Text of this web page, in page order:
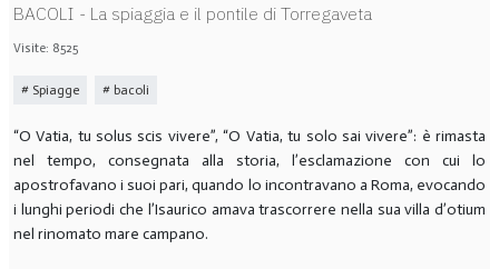
BACOLI - La spiaggia e il pontile di Torregaveta
Visite: 8525
Spiagge bacoli
“O Vatia, tu solus scis vivere”, “O Vatia, tu solo sai vivere”: è rimasta
nel tempo, consegnata alla storia, l’esclamazione con cui lo
apostrofavano i suoi pari, quando lo incontravano a Roma, evocando
i lunghi periodi che l’Isaurico amava trascorrere nella sua villa d’otium
nel rinomato mare campano.